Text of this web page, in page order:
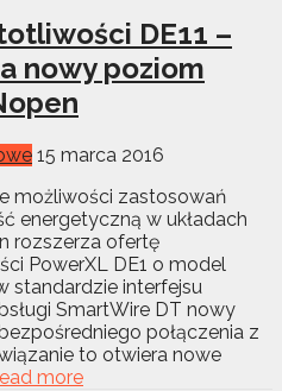
DE11 –
nowy poziom
15 marca 2016
możliwości zastosowań
energetyczną w układach
rozszerza ofertę
PowerXL DE1 o model
standardzie interfejsu
SmartWire DT nowy
połączenia z
to otwiera nowe
more